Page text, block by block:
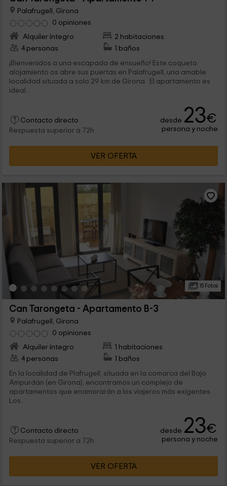
Palafrugell, Girona
0 opiniones
Alquiler íntegro
2 habitaciones
4 personas
1 baños
¡Bienvenidos a una escapada de ensueño! Este coqueto
alojamiento os abre sus puertas en Palafrugell, una amable
localidad situada a solo 29 km de Girona. El apartamento es
ideal...
Contacto directo
Respuesta superior a 72h
desde 23€
persona y noche
VER OFERTA
15 Fotos
Can Tarongeta - Apartamento B-3
Palafrugell, Girona
0 opiniones
Alquiler íntegro
1 habitaciones
4 personas
1 baños
En la localidad de Plafrugell, situada en la comarca del Bajo
Ampurdán (en Girona), encontramos un complejo de
apartamentos que enamorarán a los viajeros más exigentes.
Los...
Contacto directo
Respuesta superior a 72h
desde 23€
persona y noche
VER OFERTA